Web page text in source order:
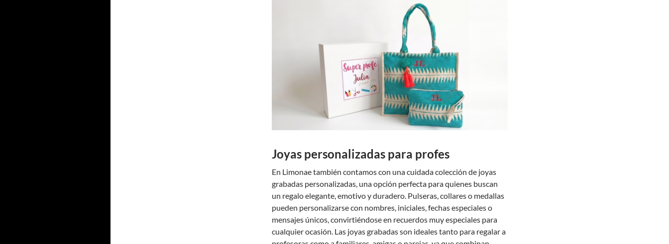
Joyas personalizadas para profes
En Limonae también contamos con una cuidada colección de joyas
grabadas personalizadas, una opción perfecta para quienes buscan
un regalo elegante, emotivo y duradero. Pulseras, collares o medallas
pueden personalizarse con nombres, iniciales, fechas especiales o
mensajes únicos, convirtiéndose en recuerdos muy especiales para
cualquier ocasión. Las joyas grabadas son ideales tanto para regalar a